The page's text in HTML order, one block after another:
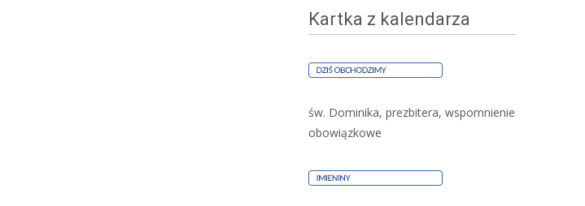
Kartka z kalendarza
św. Dominika, prezbitera, wspomnienie
obowiązkowe